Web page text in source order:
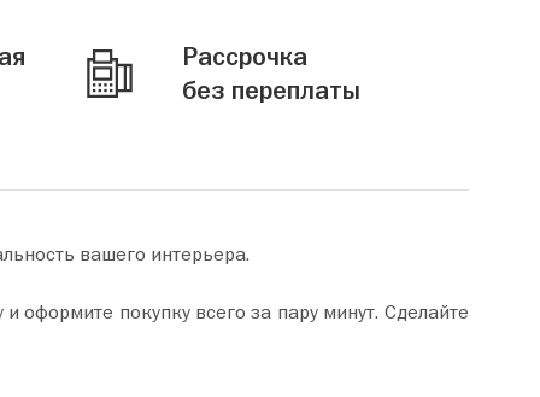
Рассрочка
без переплаты
вашего интерьера.